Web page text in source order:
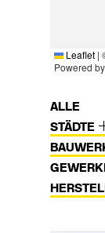
Leaflet |
Powered by
ALLE
STÄDTE